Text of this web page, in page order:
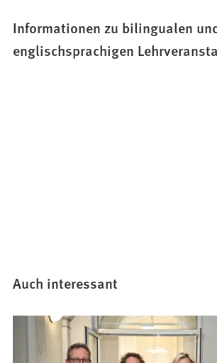
Informationen zu bilingualen
englischsprachigen
Auch interessant